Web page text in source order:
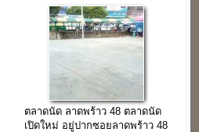
ตลาดนัด ลาดพร้าว 48 ตลาดนัด
เปิดใหม่ อยู่ปากซอยลาดพร้าว 48